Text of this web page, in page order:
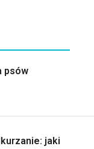
psów
jaki